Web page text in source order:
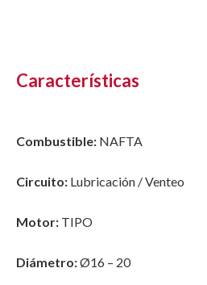
Características
Combustible: NAFTA
Circuito: Lubricación / Venteo
Motor: TIPO
Diámetro:Ø16 – 20